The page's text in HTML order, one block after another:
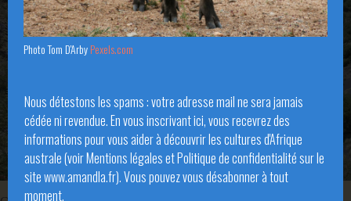
Kimberley, ancienne mine de diamants en Afrique du Sud
Photo Tom D'ArbyPexels.com
Nous détestons les spams : votre adresse mail ne sera jamais
cédée ni revendue. En vous inscrivant ici, vous recevrez des
informations pour vous aider à découvrir les cultures d'Afrique
australe (voir Mentions légales et Politique de confidentialité sur le
site www.amandla.fr). Vous pouvez vous désabonner à tout
moment.